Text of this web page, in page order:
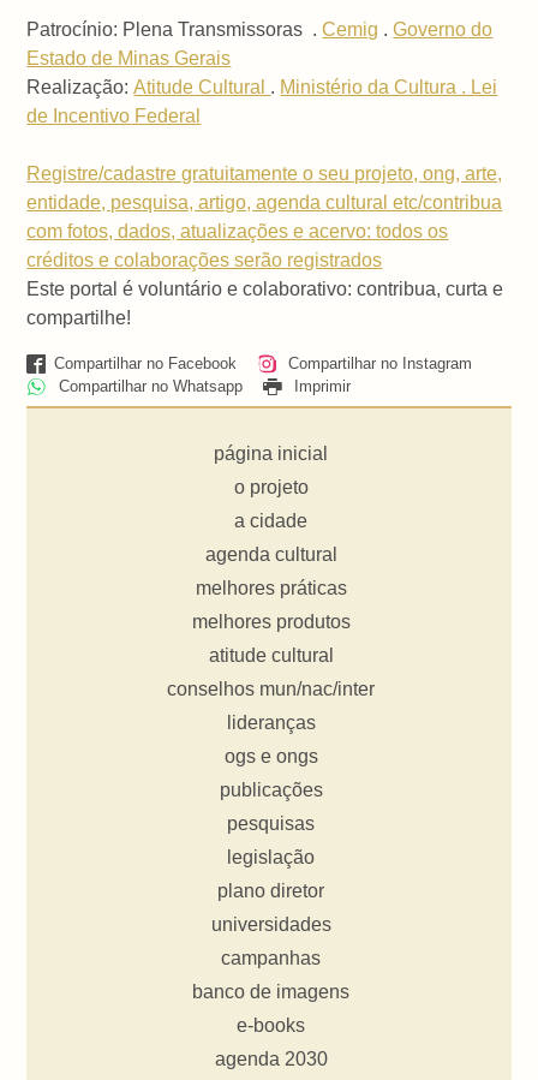
Patrocínio: Plena Transmissoras .Cemig .Governo do
Estado de Minas Gerais
Realização:Atitude Cultural . Ministério da Cultura . Lei
de Incentivo Federal
Registre/cadastre gratuitamente o seu projeto, ong, arte,
entidade, pesquisa, artigo, agenda cultural etc/contribua
com fotos, dados, atualizações e acervo: todos os
créditos e colaborações serão registrados
Este portal é voluntário e colaborativo: contribua, curta e
compartilhe!
Compartilhar no Facebook
Compartilhar no Instagram
Compartilhar no Whatsapp
Imprimir
página inicial
o projeto
a cidade
agenda cultural
melhores práticas
melhores produtos
atitude cultural
conselhos mun/nac/inter
lideranças
ogs e ongs
publicações
pesquisas
legislação
plano diretor
universidades
campanhas
banco de imagens
e-books
agenda 2030